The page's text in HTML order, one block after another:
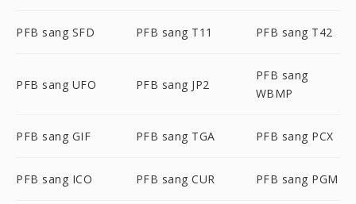
PFB sang SFD PFB sang T11 PFB sang T42
PFB sang UFO PFB sang JP2
PFB sang
WBMP
PFB sang GIF PFB sang TGA PFB sang PCX
PFB sang ICO PFB sang CUR PFB sang PGM